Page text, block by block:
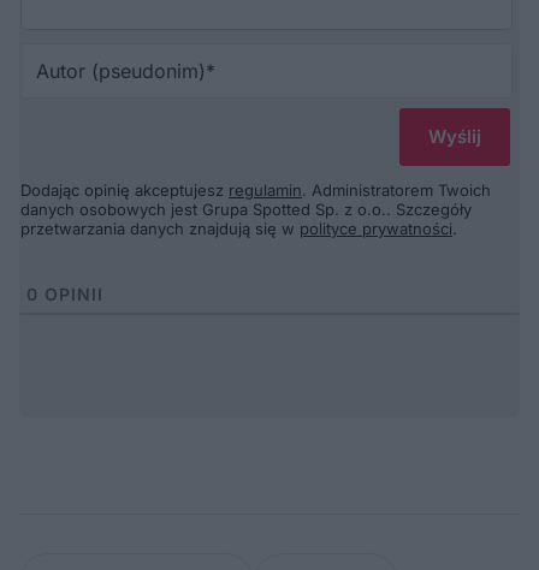
Dodając opinię akceptujesz regulamin. Administratorem Twoich
danych osobowych jest Grupa Spotted Sp. z o.o.. Szczegóły
przetwarzania danych znajdują się w polityce prywatności.
0 OPINII